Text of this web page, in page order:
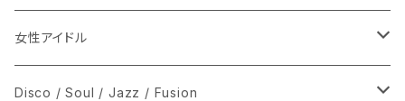
女性アイドル
シングル盤
Disco / Soul / Jazz / Fusion